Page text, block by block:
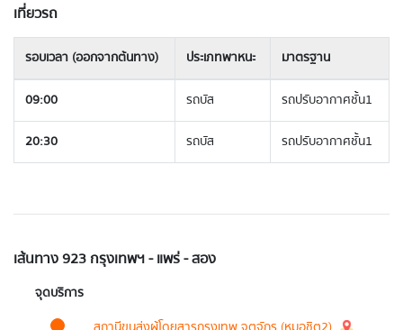
เที่ยวรถ
รอบเวลา (ออกจากต้นทาง) ประเภทพาหนะ มาตรฐาน
09:00 รถบัส รถปรับอากาศชั้น1
20:30 รถบัส รถปรับอากาศชั้น1
เส้นทาง 923 กรุงเทพฯ - แพร่ - สอง
จุดบริการ